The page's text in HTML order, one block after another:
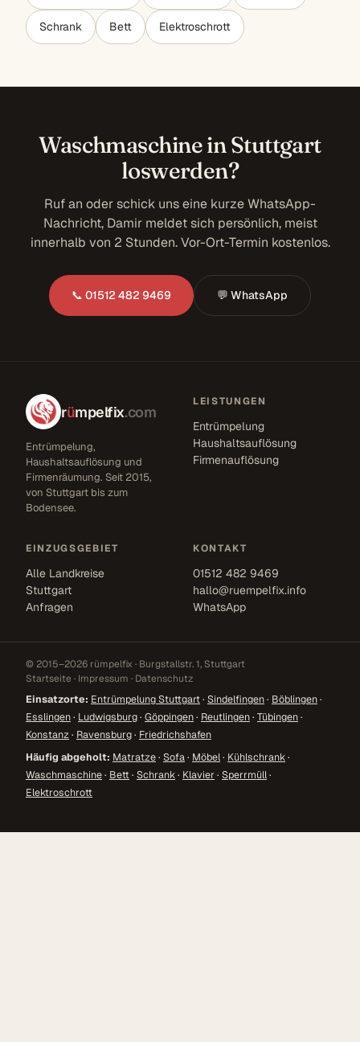
Schrank Bett Elektroschrott
Waschmaschine in Stuttgart
loswerden?
Ruf an oder schick uns eine kurze WhatsApp-
Nachricht, Damir meldet sich persönlich, meist
innerhalb von 2 Stunden. Vor-Ort-Termin kostenlos.
📞 01512 482 9469 💬 WhatsApp
rümpelfix.com
Entrümpelung,
Haushaltsauflösung und
Firmenräumung. Seit 2015,
von Stuttgart bis zum
Bodensee.
LEISTUNGEN
Entrümpelung
Haushaltsauflösung
Firmenauflösung
EINZUGSGEBIET
Alle Landkreise
Stuttgart
Anfragen
KONTAKT
01512 482 9469
hallo@ruempelfix.info
WhatsApp
© 2015–2026 rümpelfix · Burgstallstr. 1, Stuttgart
Startseite · Impressum · Datenschutz
Einsatzorte: Entrümpelung Stuttgart· Sindelfingen· Böblingen·
Esslingen· Ludwigsburg· Göppingen· Reutlingen· Tübingen·
Konstanz· Ravensburg· Friedrichshafen
Häufig abgeholt: Matratze· Sofa· Möbel· Kühlschrank·
Waschmaschine· Bett· Schrank· Klavier · Sperrmüll·
Elektroschrott